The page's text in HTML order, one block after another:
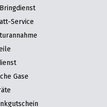
Service
Gase